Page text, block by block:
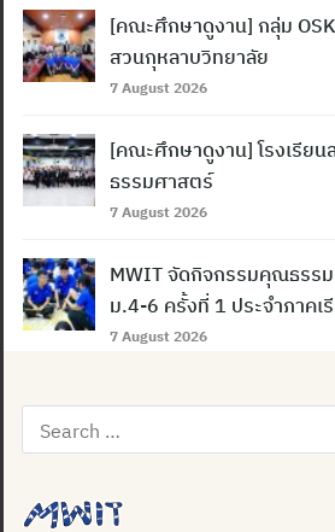
[คณะศึกษาดูงาน] กลุ่ม OSK
สวนกุหลาบวิทยาลัย
7 August 2026
[คณะศึกษาดูงาน] โรงเรีย
ธรรมศาสตร์
7 August 2026
MWIT จัดกิจกรรมคุณธรร
ม.4-6 ครั้งที่ 1 ประจำภาคเ
7 August 2026
Search
for: